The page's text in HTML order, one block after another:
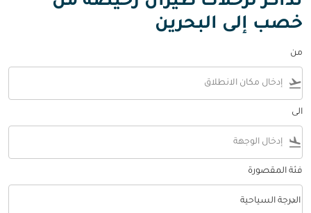
خصب إلى البحرين
من
flight_takeoff
الى
flight_land
فئة المقصورة
فئة المقصورة option الدرجة السياحية Selected
الدرجة السياحية
keyboard_arrow_down